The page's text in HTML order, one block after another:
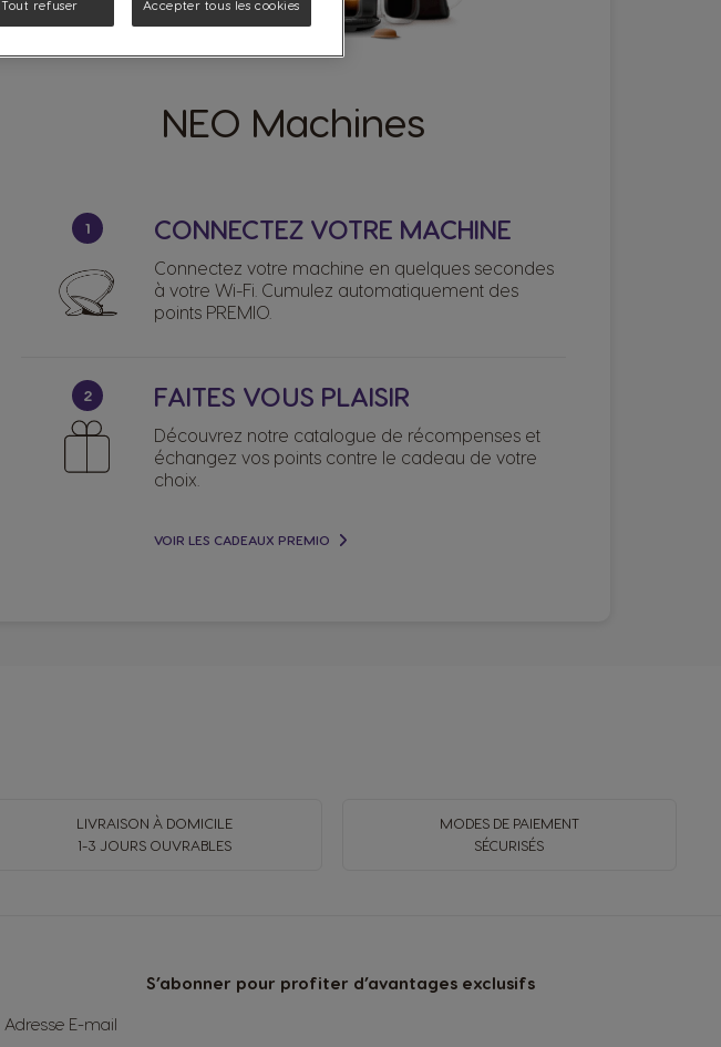
NEO Machines
1 CONNECTEZ VOTRE MACHINE
Connectez votre machine en quelques secondes
à votre Wi-Fi. Cumulez automatiquement des
points PREMIO.
2 FAITES VOUS PLAISIR
Découvrez notre catalogue de récompenses et
échangez vos points contre le cadeau de votre
choix.
VOIR LES CADEAUX PREMIO
LIVRAISON À DOMICILE
1-3 JOURS OUVRABLES
MODES DE PAIEMENT
SÉCURISÉS
S’abonner pour profiter d’avantages exclusifs
Sign
Up
Adresse E-mail
Tout refuser Accepter tous les cookies